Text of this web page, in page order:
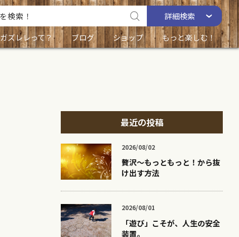
詳細検索
ガズレレって？ ブログ ショップ もっと楽しむ！
最近の投稿
2026/08/02
贅沢〜もっともっと！から抜
け出す方法
2026/08/01
「遊び」こそが、人生の安全
装置。